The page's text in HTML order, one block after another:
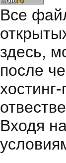
Все
здесь,
после
Входя